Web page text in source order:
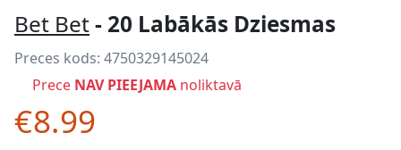
Bet Bet- 20 Labākās Dziesmas
Preces kods: 4750329145024
Prece NAV PIEEJAMA noliktavā
€8.99